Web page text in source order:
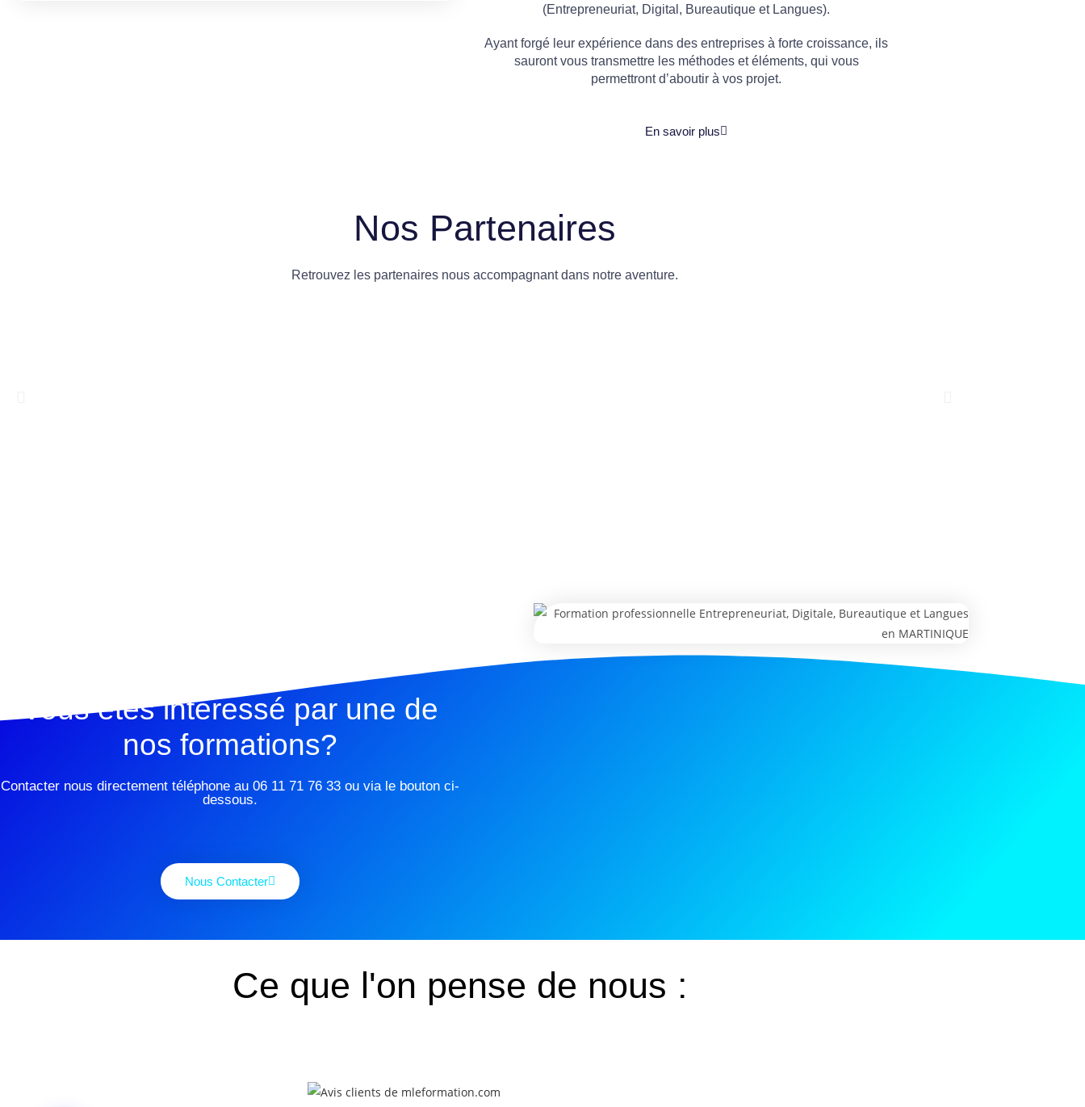
(Entrepreneuriat, Digital, Bureautique et Langues).
Ayant forgé leur expérience dans des entreprises à forte croissance, ils
sauront vous transmettre les méthodes et éléments, qui vous
permettront d’aboutir à vos projet.
En savoir plus
Nos Partenaires
Retrouvez les partenaires nous accompagnant dans notre aventure.
Vous êtes interessé par une de
nos formations?
Contacter nous directement téléphone au 06 11 71 76 33 ou via le bouton ci-
dessous.
Nous Contacter
Ce que l'on pense de nous :